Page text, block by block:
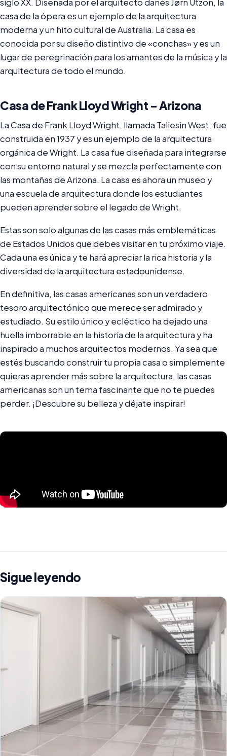
siglo XX. Diseñada por el arquitecto danés Jørn Utzon, la
casa de la ópera es un ejemplo de la arquitectura
moderna y un hito cultural de Australia. La casa es
conocida por su diseño distintivo de «conchas» y es un
lugar de peregrinación para los amantes de la música y la
arquitectura de todo el mundo.
Casa de Frank Lloyd Wright – Arizona
La Casa de Frank Lloyd Wright, llamada Taliesin West, fue
construida en 1937 y es un ejemplo de la arquitectura
orgánica de Wright. La casa fue diseñada para integrarse
con su entorno natural y se mezcla perfectamente con
las montañas de Arizona. La casa es ahora un museo y
una escuela de arquitectura donde los estudiantes
pueden aprender sobre el legado de Wright.
Estas son solo algunas de las casas más emblemáticas
de Estados Unidos que debes visitar en tu próximo viaje.
Cada una es única y te hará apreciar la rica historia y la
diversidad de la arquitectura estadounidense.
En definitiva, las casas americanas son un verdadero
tesoro arquitectónico que merece ser admirado y
estudiado. Su estilo único y ecléctico ha dejado una
huella imborrable en la historia de la arquitectura y ha
inspirado a muchos arquitectos modernos. Ya sea que
estés buscando construir tu propia casa o simplemente
quieras aprender más sobre la arquitectura, las casas
americanas son un tema fascinante que no te puedes
perder. ¡Descubre su belleza y déjate inspirar!
Sigue leyendo